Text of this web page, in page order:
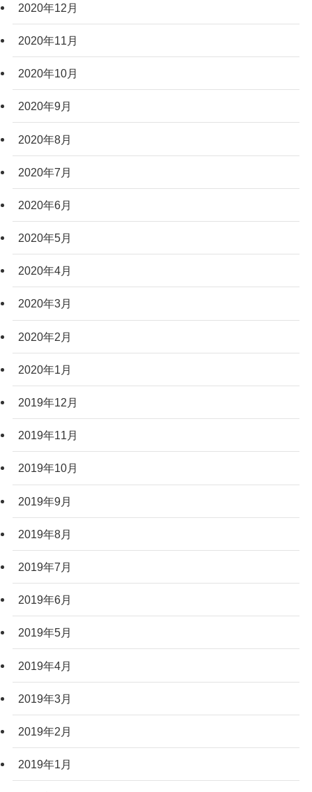
2020年12月
2020年11月
2020年10月
2020年9月
2020年8月
2020年7月
2020年6月
2020年5月
2020年4月
2020年3月
2020年2月
2020年1月
2019年12月
2019年11月
2019年10月
2019年9月
2019年8月
2019年7月
2019年6月
2019年5月
2019年4月
2019年3月
2019年2月
2019年1月